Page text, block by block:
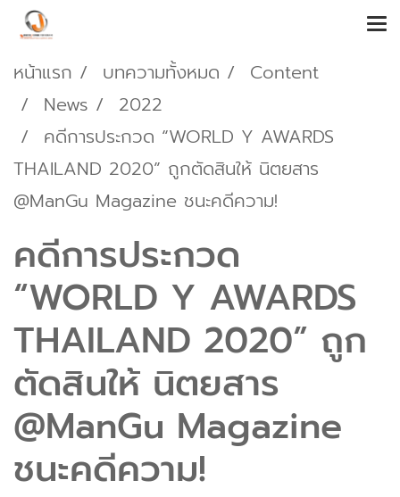
หน้าแรก บทความทั้งหมด
Content
News
2022
คดีการประกวด “WORLD Y AWARDS
THAILAND 2020” ถูกตัดสินให้ นิตยสาร
@ManGu Magazine ชนะคดีความ!
คดีการประกวด
“WORLD Y AWARDS
THAILAND 2020” ถูก
ตัดสินให้ นิตยสาร
@ManGu Magazine
ชนะคดีความ!